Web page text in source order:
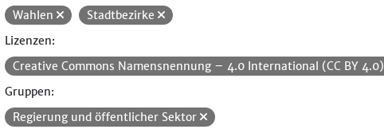
Wahlen
Stadtbezirke
Lizenzen:
Creative Commons Namensnennung – 4.0 International (CC BY 4.0)
Gruppen:
Regierung und öffentlicher Sektor